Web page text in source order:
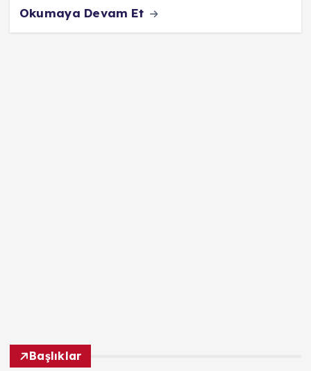
Okumaya Devam Et
Başlıklar